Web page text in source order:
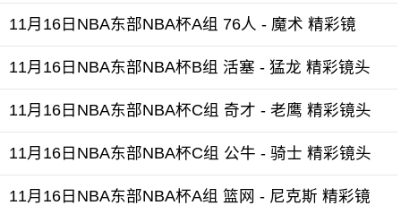
11月16日NBA东部NBA杯A组 76人 - 魔术 精彩镜
11月16日NBA东部NBA杯B组 活塞 - 猛龙 精彩镜头
11月16日NBA东部NBA杯C组 奇才 - 老鹰 精彩镜头
11月16日NBA东部NBA杯C组 公牛 - 骑士 精彩镜头
11月16日NBA东部NBA杯A组 篮网 - 尼克斯 精彩镜